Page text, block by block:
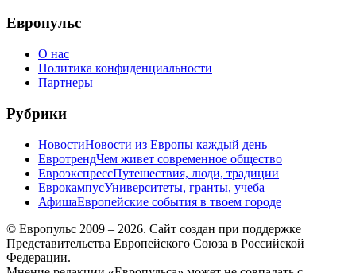
Европульс
О нас
Политика конфиденциальности
Партнеры
Рубрики
НовостиНовости из Европы каждый день
ЕвротрендЧем живет современное общество
ЕвроэкспрессПутешествия, люди, традиции
ЕврокампусУниверситеты, гранты, учеба
АфишаЕвропейские события в твоем городе
© Европульс 2009 – 2026. Сайт создан при поддержке
Представительства Европейского Союза в Российской
Федерации.